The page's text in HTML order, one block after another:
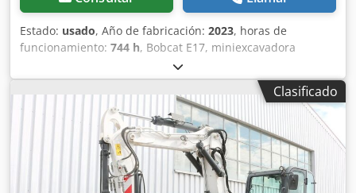
Estado: usado, Año de fabricación: 2023, horas de
funcionamiento: 744 h, Bobcat E17, miniexcavadora
fabricada en 2023, con solo 744 horas de uso y equipada
con 4 cucharones. ---- * Fabricante: Bobcat * Modelo: E17 *
Año de fabricación: 2023 * Horas de uso registradas:
aproximadamente 744 * Incluye: 4 cucharones *
Acoplamiento rápido * Cabina completa * Tren de rodaje
con ancho ajustable * Peso operativo: 1.711 kg * Motor
diésel Kubota * Precio: 16.900 euros, neto + 19% de IVA ----
Para cualquier consulta, por favor, llame a: Erik Kortum:
Clasificado